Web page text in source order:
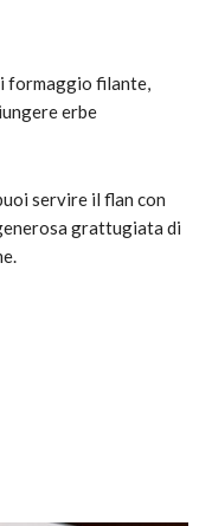
formaggio filante,
erbe
servire il flan con
grattugiata di